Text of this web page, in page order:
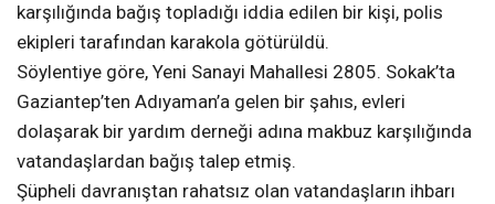
karşılığında bağış topladığı iddia edilen bir kişi, polis
ekipleri tarafından karakola götürüldü.
Söylentiye göre, Yeni Sanayi Mahallesi 2805. Sokak’ta
Gaziantep’ten Adıyaman’a gelen bir şahıs, evleri
dolaşarak bir yardım derneği adına makbuz karşılığında
vatandaşlardan bağış talep etmiş.
Şüpheli davranıştan rahatsız olan vatandaşların ihbarı